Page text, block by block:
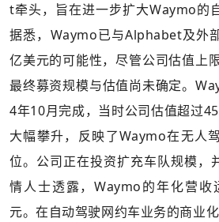
t牵头，旨在进一步扩大Waymo的
据悉，Waymo已与Alphabet及外
亿美元的可能性，尽管公司估值上
最终募资规模与估值尚未确定。
4年10月完成，当时公司估值超过
大幅攀升，反映了Waymo在无人
位。公司正在投资扩充车队规模，
情人士透露，Waymo的年化营收
元。在自动驾驶网约车业务的商业